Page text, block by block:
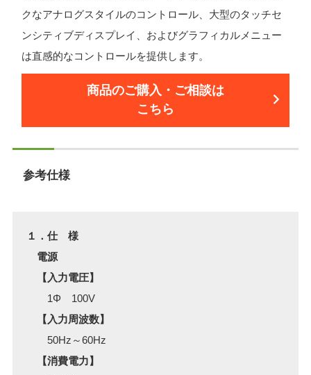
クなアナログスタイルのコントロール、大型のタッチセ
ンシティブディスプレイ、およびグラフィカルメニュー
は直感的なコントロールを提供します。
商品のご購入・ご相談は
こちら
参考仕様
１．仕 様
電源
【入力電圧】
1Φ 100V
【入力周波数】
50Hz～60Hz
【消費電力】